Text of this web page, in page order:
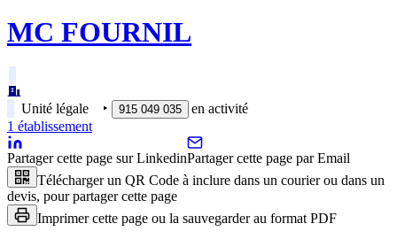
MC FOURNIL
Unité légale ‣ 915 049 035
en activité
1 établissement
Partager cette page sur LinkedinPartager cette page par Email
Télécharger un QR Code à inclure dans un courier ou dans un
devis, pour partager cette page
Imprimer cette page ou la sauvegarder au format PDF